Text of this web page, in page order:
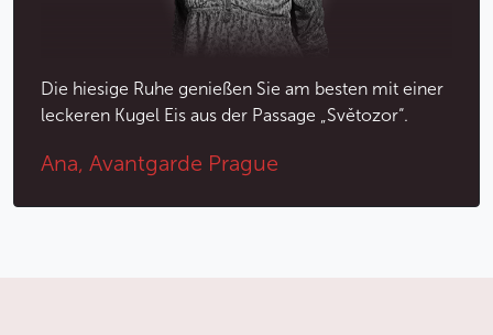
Die hiesige Ruhe genießen Sie am besten mit einer
leckeren Kugel Eis aus der Passage „Světozor“.
Ana, Avantgarde Prague